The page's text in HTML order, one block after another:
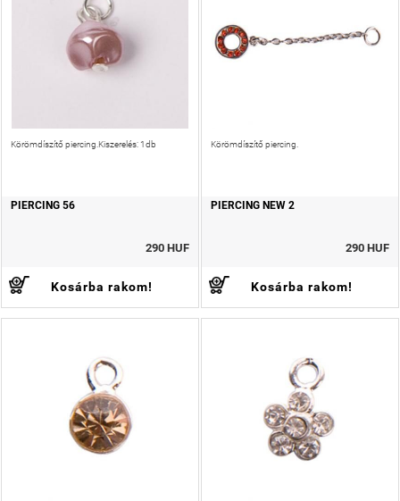
Körömdíszítő piercing.Kiszerelés: 1db
PIERCING 56
290 HUF
Kosárba rakom!
Körömdíszítő piercing.
PIERCING NEW 2
290 HUF
Kosárba rakom!